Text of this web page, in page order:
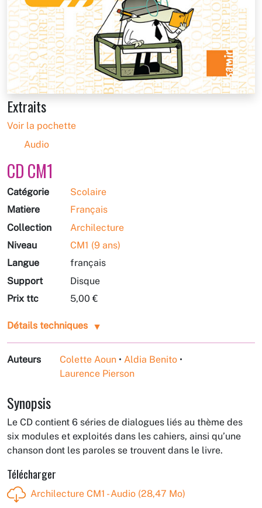
Extraits
Voir la pochette
Audio
CD CM1
Catégorie
Scolaire
Matière
Français
Collection
Archilecture
Niveau
CM1 (9 ans)
Langue
français
Support
Disque
Prix ttc
5,00 €
Détails techniques
Auteurs Colette Aoun • Aldia Benito •
Laurence Pierson
Synopsis
Le CD contient 6 séries de dialogues liés au thème des
six modules et exploités dans les cahiers, ainsi qu’une
chanson dont les paroles se trouvent dans le livre.
Télécharger
Archilecture CM1 - Audio (28,47 Mo)